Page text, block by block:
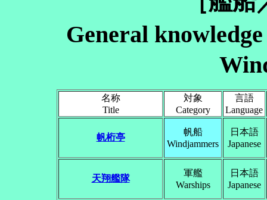
General
名称
Title
対象
Category
言語
Language
帆桁亭
帆船
Windjammers
日本語
Japanese
天翔艦隊
軍艦
Warships
日本語
Japanese